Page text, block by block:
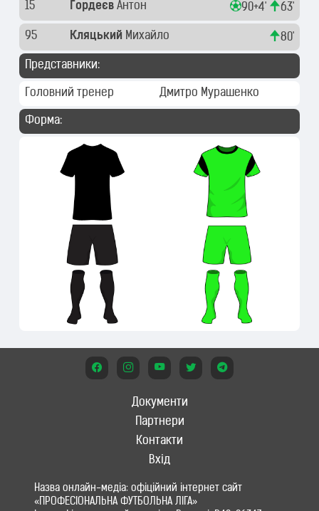
15 Гордеєв Антон 90+4' 63'
95 Кляцький Михайло 80'
Представники:
Головний тренер Дмитро Мурашенко
Форма:
Документи
Партнери
Контакти
Вхід
Назва онлайн-медіа: офіційний інтернет сайт
«ПРОФЕСІОНАЛЬНА ФУТБОЛЬНА ЛІГА»